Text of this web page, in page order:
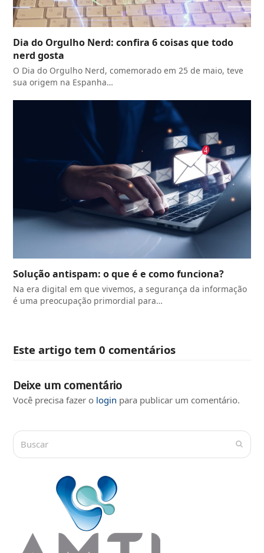
Dia do Orgulho Nerd: confira 6 coisas que todo
nerd gosta
O Dia do Orgulho Nerd, comemorado em 25 de maio, teve
sua origem na Espanha…
Solução antispam: o que é e como funciona?
Na era digital em que vivemos, a segurança da informação
é uma preocupação primordial para…
Este artigo tem 0 comentários
Deixe um comentário
Você precisa fazer o login para publicar um comentário.
Buscar